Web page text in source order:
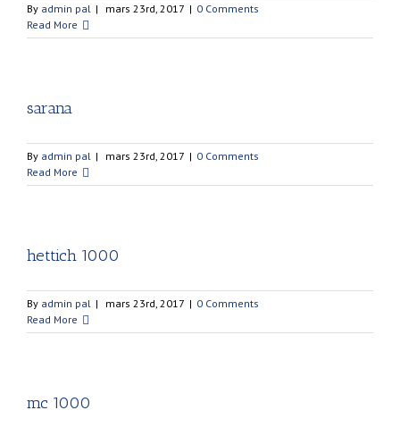
By admin pal | mars 23rd, 2017 | 0 Comments
Read More
sarana
By admin pal | mars 23rd, 2017 | 0 Comments
Read More
hettich 1000
By admin pal | mars 23rd, 2017 | 0 Comments
Read More
mc 1000